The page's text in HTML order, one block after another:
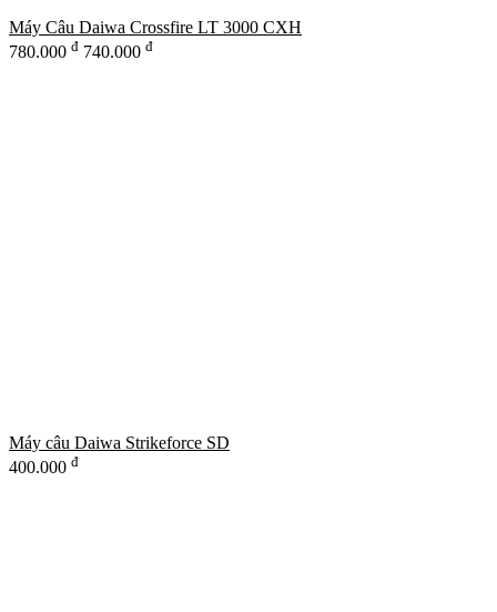
Máy Câu Daiwa Crossfire LT 3000 CXH
780.000 đ 740.000 đ
Máy câu Daiwa Strikeforce SD
400.000 đ